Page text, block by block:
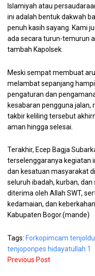
Islamiyah atau
ini adalah bentuk dakwah
penuh kasih sayang. Kami
ada secara turun-temurun
tambah Kapolsek.
Meski sempat membuat
melambat sepanjang
pengaturan dan
kesabaran pengguna jalan,
takbir keliling tersebut
aman hingga selesai.
Terakhir, Ecep Bagja
terselenggaranya kegiatan
dan kesatuan masyarakat
seluruh ibadah, kurban,
diterima oleh Allah SWT,
kedamaian, dan
Kabupaten Bogor.(mande)
Tags: Forkopimcam tenjo
tenjoponpes hidayatullah 1
Previous Post